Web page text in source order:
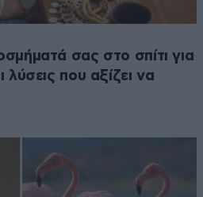
σας στο σπίτι για
που αξίζει να